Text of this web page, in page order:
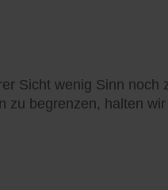
Sicht wenig Sinn noch
zu begrenzen, halten